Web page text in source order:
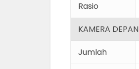
Rasio
KAMERA DEPAN
Jumlah